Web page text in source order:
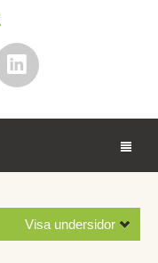
Visa undersidor